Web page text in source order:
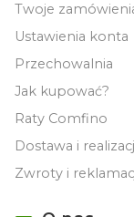
Twoje
Ustawienia konta
Przechowalnia
Jak kupować?
Raty Comfino
Dostawa i
Zwroty i